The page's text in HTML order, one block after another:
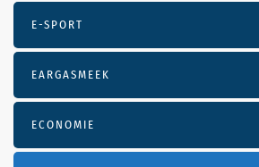
E-SPORT
EARGASMEEK
ECONOMIE